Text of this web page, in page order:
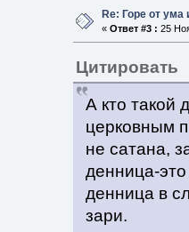
Re: Горе от ума
« Ответ #3 : 25
Цитировать
А кто такой
церковным
не сатана,
денница-
денница в
зари.